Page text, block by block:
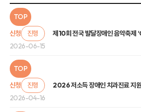
TOP
신청
진행
제10회 전국 발달장애인 음악축제
2026-06-15
TOP
신청
진행
2026 저소득 장애인 치과진료 지
2026-04-16